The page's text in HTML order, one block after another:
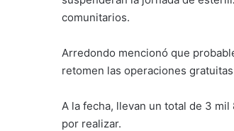
comunitarios.
Arredondo mencionó que
retomen las operaciones
A la fecha, llevan un total de 3
por realizar.